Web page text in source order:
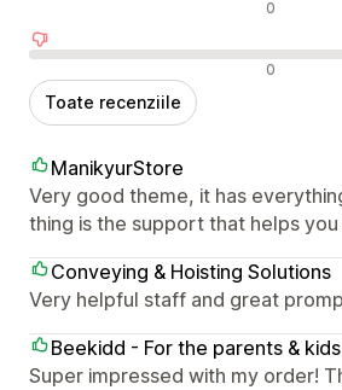
0
0
Toate recenziile
ManikyurStore
Very good theme, it has
thing is the support that helps you
Conveying & Hoisting Solutions
Very helpful staff and great
Beekidd - For the parents & kids
Super impressed with my order!